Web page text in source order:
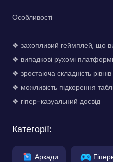
Особливості
❖ захопливий геймплей, що
❖ випадкові рухомі
❖ зростаюча складність рівнів
❖ можливість підкорення
❖ гіпер-казуальний досвід
Категорії:
Аркади